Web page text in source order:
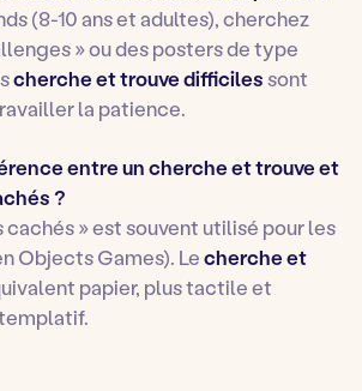
(8-10 ans et adultes), cherchez
» ou des posters de type
cherche et trouve difficilessont
la patience.
entre un cherche et trouve et
?
cachés » est souvent utilisé pour les
Objects Games). Lecherche et
papier, plus tactile et